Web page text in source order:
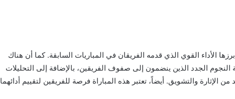
الأداء القوي الذي قدمه الفريقان في المباريات السابقة. كما أن هناك
النجوم الجدد الذين ينضمون إلى صفوف الفريقين، بالإضافة إلى التحليلات
الإثارة والتشويق. أيضاً، تعتبر هذه المباراة فرصة للفريقين لتقييم أدائهما